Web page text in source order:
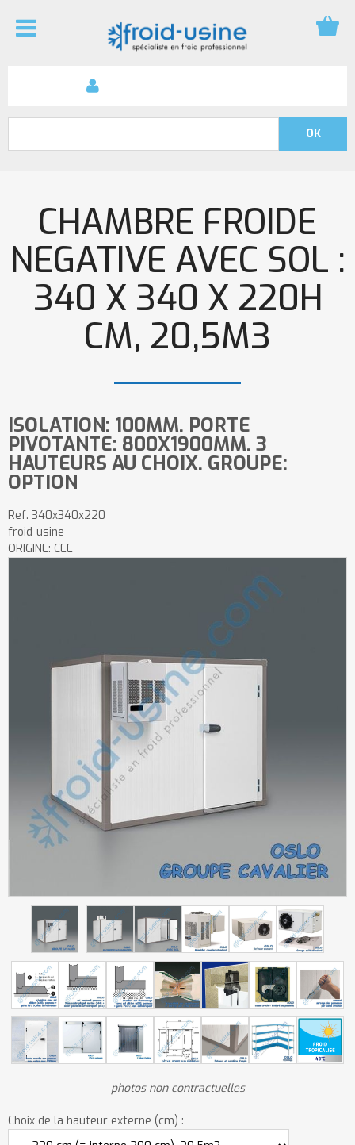
CHAMBRE FROIDE
NEGATIVE AVEC SOL :
340 X 340 X 220H
CM, 20,5M3
ISOLATION: 100MM. PORTE
PIVOTANTE: 800X1900MM. 3
HAUTEURS AU CHOIX. GROUPE:
OPTION
Ref. 340x340x220
froid-usine
ORIGINE: CEE
photos non contractuelles
Choix de la hauteur externe (cm) :